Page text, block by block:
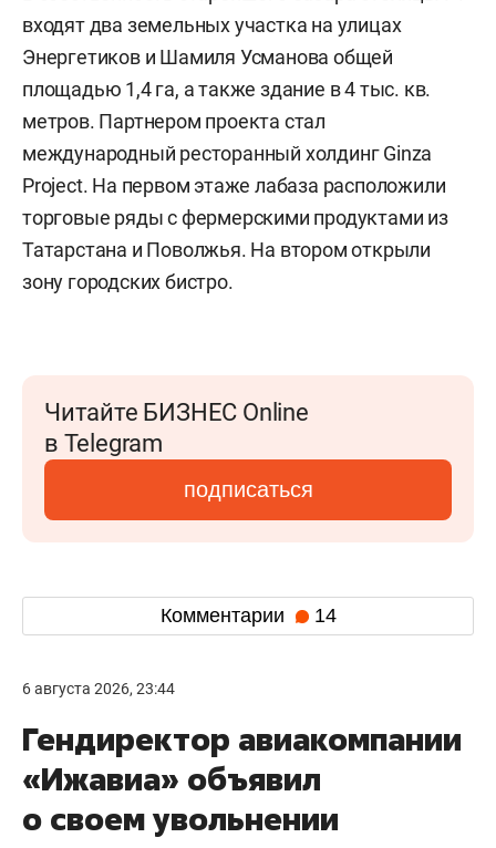
входят два земельных участка на улицах
Энергетиков и Шамиля Усманова общей
площадью 1,4 га, а также здание в 4 тыс. кв.
метров. Партнером проекта стал
международный ресторанный холдинг Ginza
Project. На первом этаже лабаза расположили
торговые ряды с фермерскими продуктами из
Татарстана и Поволжья. На втором открыли
зону городских бистро.
Читайте БИЗНЕС Online
в Telegram
подписаться
Комментарии 14
6 августа 2026, 23:44
Гендиректор авиакомпании
«Ижавиа» объявил
о своем увольнении